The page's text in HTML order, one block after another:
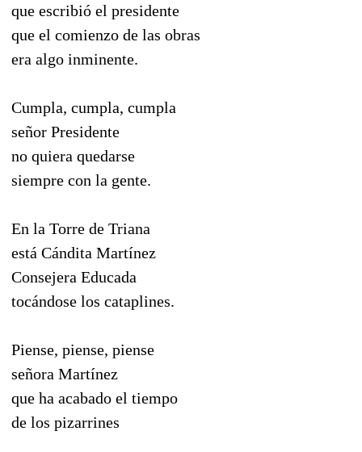
que escribió el presidente
que el comienzo de las obras
era algo inminente.
Cumpla, cumpla, cumpla
señor Presidente
no quiera quedarse
siempre con la gente.
En la Torre de Triana
está Cándita Martínez
Consejera Educada
tocándose los cataplines.
Piense, piense, piense
señora Martínez
que ha acabado el tiempo
de los pizarrines